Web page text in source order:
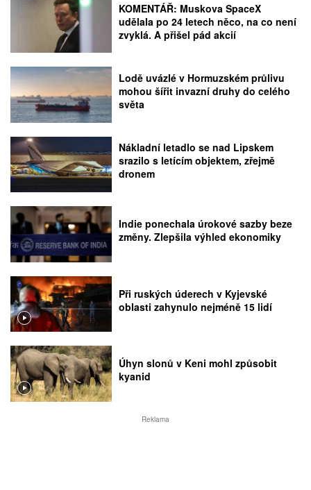
KOMENTÁŘ: Muskova SpaceX
udělala po 24 letech něco, na co není
zvyklá. A přišel pád akcií
Lodě uvázlé v Hormuzském průlivu
mohou šířit invazní druhy do celého
světa
Nákladní letadlo se nad Lipskem
srazilo s letícím objektem, zřejmě
dronem
Indie ponechala úrokové sazby beze
změny. Zlepšila výhled ekonomiky
Při ruských úderech v Kyjevské
oblasti zahynulo nejméně 15 lidí
Úhyn slonů v Keni mohl způsobit
kyanid
Reklama